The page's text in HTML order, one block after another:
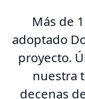
Más de
adoptado
proyecto.
nuestra
decenas